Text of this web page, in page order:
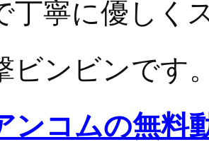
丁寧に優しく
ビンビンです
ンコムの無料